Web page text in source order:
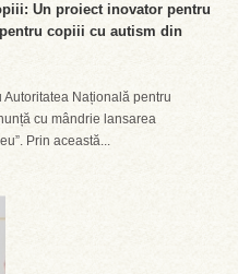
Un proiect inovator pentru
copiii cu autism din
Națională pentru
cu mândrie lansarea
Prin această...